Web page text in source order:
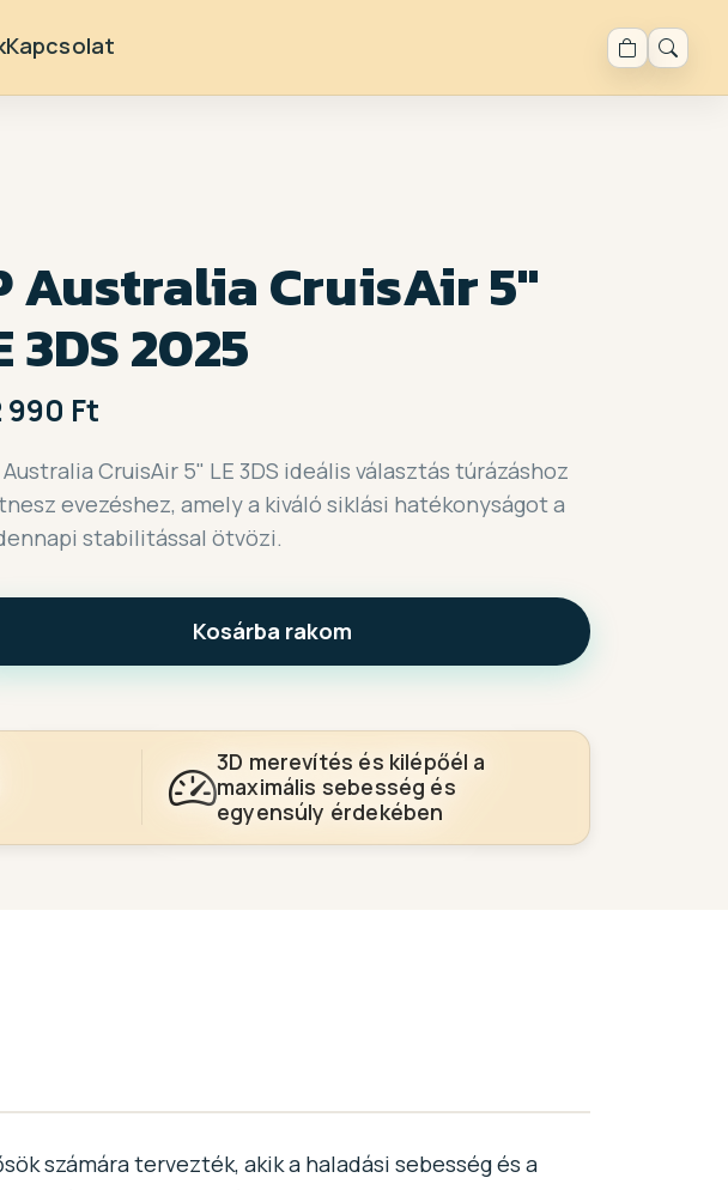
Kapcsolat
Australia CruisAir 5"
3DS 2025
990 Ft
Australia CruisAir 5" LE 3DS ideális választás túrázáshoz
evezéshez, amely a kiváló siklási hatékonyságot a
stabilitással ötvözi.
Kosárba rakom
3D merevítés és kilépőél a
maximális sebesség és
egyensúly érdekében
számára tervezték, akik a haladási sebesség és a